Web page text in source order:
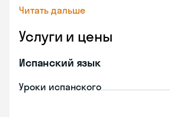
Читать дальше
Услуги и цены
Испанский язык
Уроки испанского